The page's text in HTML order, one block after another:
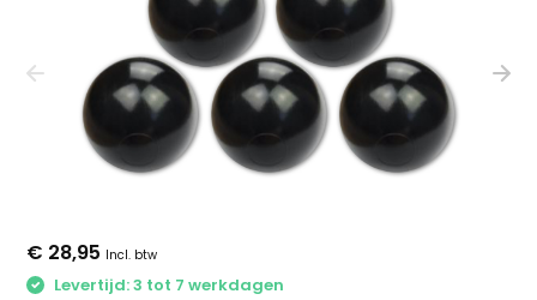
€ 28,95 Incl. btw
Levertijd: 3 tot 7 werkdagen